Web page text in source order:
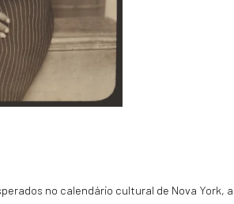
no calendário cultural de Nova